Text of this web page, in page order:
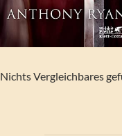
Nichts Vergleichbares